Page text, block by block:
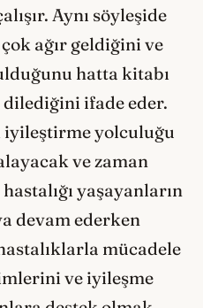
Aynı söyleşide
ağır geldiğini ve
hatta kitabı
dilediğini ifade eder.
iyileştirme yolculuğu
ve zaman
yaşayanların
devam ederken
mücadele
ve iyileşme